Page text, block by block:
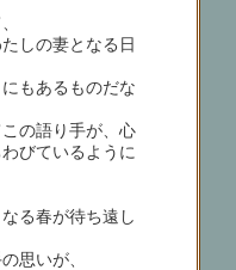
となる日
るものだな
の語り手が、心
びているように
が待ち遠し
思いが、